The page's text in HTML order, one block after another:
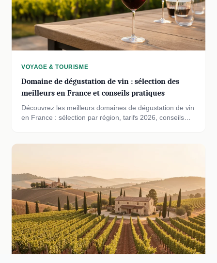
VOYAGE & TOURISME
Domaine de dégustation de vin : sélection des
meilleurs en France et conseils pratiques
Découvrez les meilleurs domaines de dégustation de vin
en France : sélection par région, tarifs 2026, conseils